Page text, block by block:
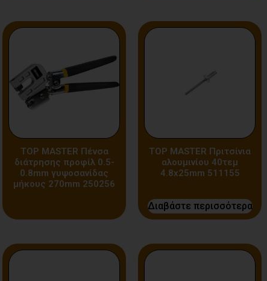
TOP MASTER Πένσα
διάτρησης προφίλ 0.5-
0.8mm γυψοσανίδας
μήκους 270mm 250256
TOP MASTER Πριτσίνια
αλουμινίου 40τεμ
4.8x25mm 511155
Διαβάστε περισσότερα